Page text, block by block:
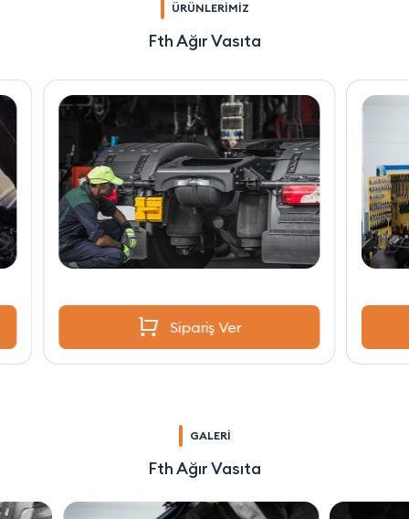
ÜRÜNLERİMİZ
Fth Ağır Vasıta
Sipariş Ver
GALERİ
Fth Ağır Vasıta